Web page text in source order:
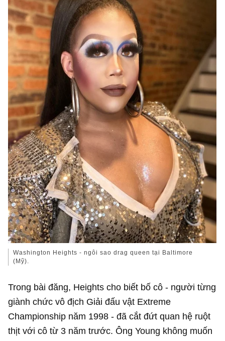
Washington Heights - ngôi sao drag queen tại Baltimore
(Mỹ).
Trong bài đăng, Heights cho biết bố cô - người từng
giành chức vô địch Giải đấu vật Extreme
Championship năm 1998 - đã cắt đứt quan hệ ruột
thịt với cô từ 3 năm trước. Ông Young không muốn